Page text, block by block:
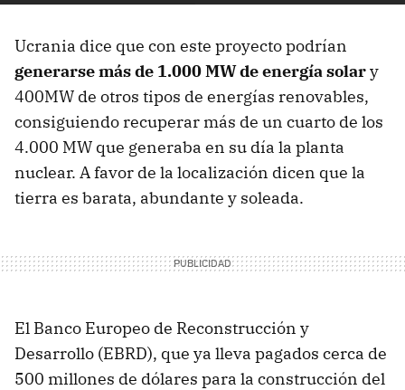
Ucrania dice que con este proyecto podrían
generarse más de 1.000 MW de energía solary
400MW de otros tipos de energías renovables,
consiguiendo recuperar más de un cuarto de los
4.000 MW que generaba en su día la planta
nuclear. A favor de la localización dicen que la
tierra es barata, abundante y soleada.
El Banco Europeo de Reconstrucción y
Desarrollo (EBRD), que ya lleva pagados cerca de
500 millones de dólares para la construcción del